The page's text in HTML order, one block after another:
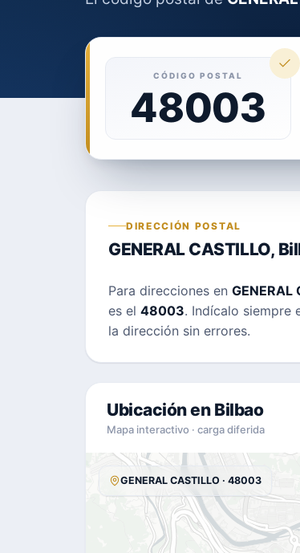
CÓDIGO POSTAL
48003
DIRECCIÓN POSTAL
GENERAL CASTILLO,
Para direcciones en GENERAL
es el 48003. Indícalo siempre
la dirección sin errores.
Ubicación en Bilbao
Mapa interactivo · carga diferida
GENERAL CASTILLO · 48003